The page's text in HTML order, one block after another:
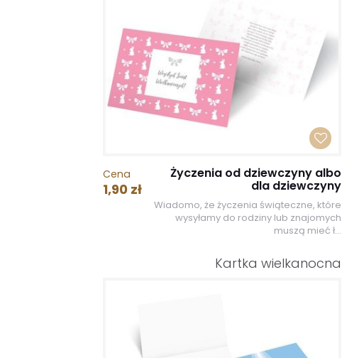
Cena
1,90 zł
Życzenia od dziewczyny albo
dla dziewczyny
Wiadomo, że życzenia świąteczne, które
wysyłamy do rodziny lub znajomych
muszą mieć ł...
Kartka wielkanocna